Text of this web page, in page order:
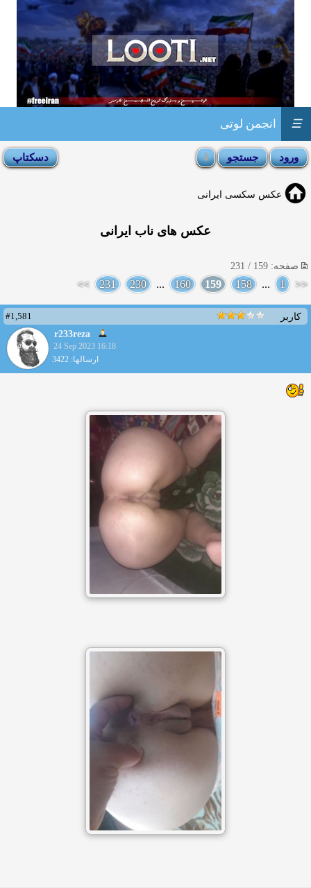
انجمن لوتی ☰
عکس سکسی ایرانی
عکس های ناب ایرانی
صفحه: 159 / 231
<<
1
...
158
159
160
...
230
231
>>
کاربر
#1,581
r233reza
24 Sep 2023 16:18
ارسالها: 3422